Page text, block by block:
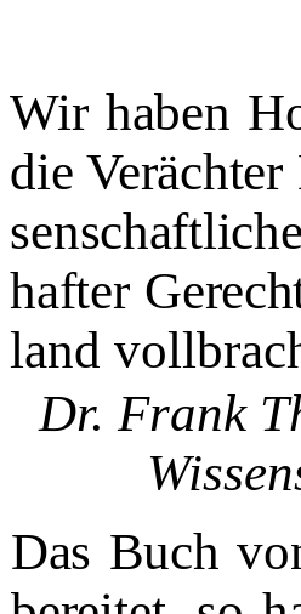
Wir haben
die
hafter
land
Dr. Frank
Das Buch